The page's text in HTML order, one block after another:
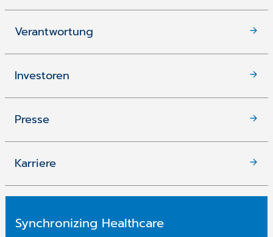
Verantwortung
Investoren
Presse
Karriere
Synchronizing Healthcare